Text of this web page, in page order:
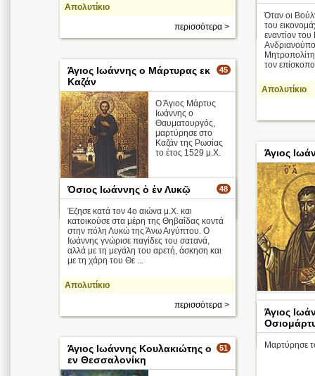
Απολυτίκιο
περισσότερα >
Όταν οι
του
εναντίον του
τον
Απολυτίκιο
45
Άγιος Ιωάννης ο Μάρτυρας εκ
Καζάν
Ο Άγιος Μάρτυς
Ιωάννης ο
Θαυματουργός,
μαρτύρησε στο
Καζάν της Ρωσίας
το έτος 1529 μ.Χ.
περισσότερα >
Άγιος
Απολυτίκιο
48
Όσιος Ιωάννης ὁ ἐν Λυκῷ
Έζησε κατά τον 4ο αιώνα μ.Χ. και
κατοικούσε στα μέρη της Θηβαΐδας κοντά
στην πόλη Λυκώ της Άνω Αιγύπτου. Ο
Ιωάννης γνώρισε παγίδες του σατανά,
αλλά με τη μεγάλη του αρετή, άσκηση και
με τη χάρη του Θε ...
Απολυτίκιο
περισσότερα >
Άγιος
Μαρτύρησε
51
Άγιος Ιωάννης Κουλακιώτης ο
εν Θεσσαλονίκη